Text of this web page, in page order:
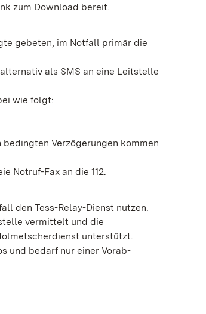
zum Download bereit.
gebeten, im Notfall primär die
als SMS an eine Leitstelle
wie folgt:
Verzögerungen kommen
Notruf-Fax an die 112.
den Tess-Relay-Dienst nutzen.
vermittelt und die
unterstützt.
und bedarf nur einer Vorab-